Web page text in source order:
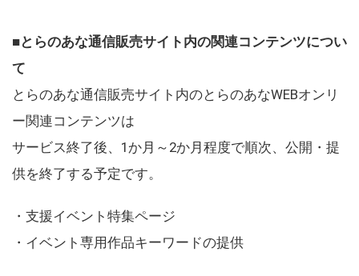
■とらのあな通信販売サイト内の関連コンテンツについ
て
とらのあな通信販売サイト内のとらのあなWEBオンリ
ー関連コンテンツは
サービス終了後、1か月～2か月程度で順次、公開・提
供を終了する予定です。
・支援イベント特集ページ
・イベント専用作品キーワードの提供